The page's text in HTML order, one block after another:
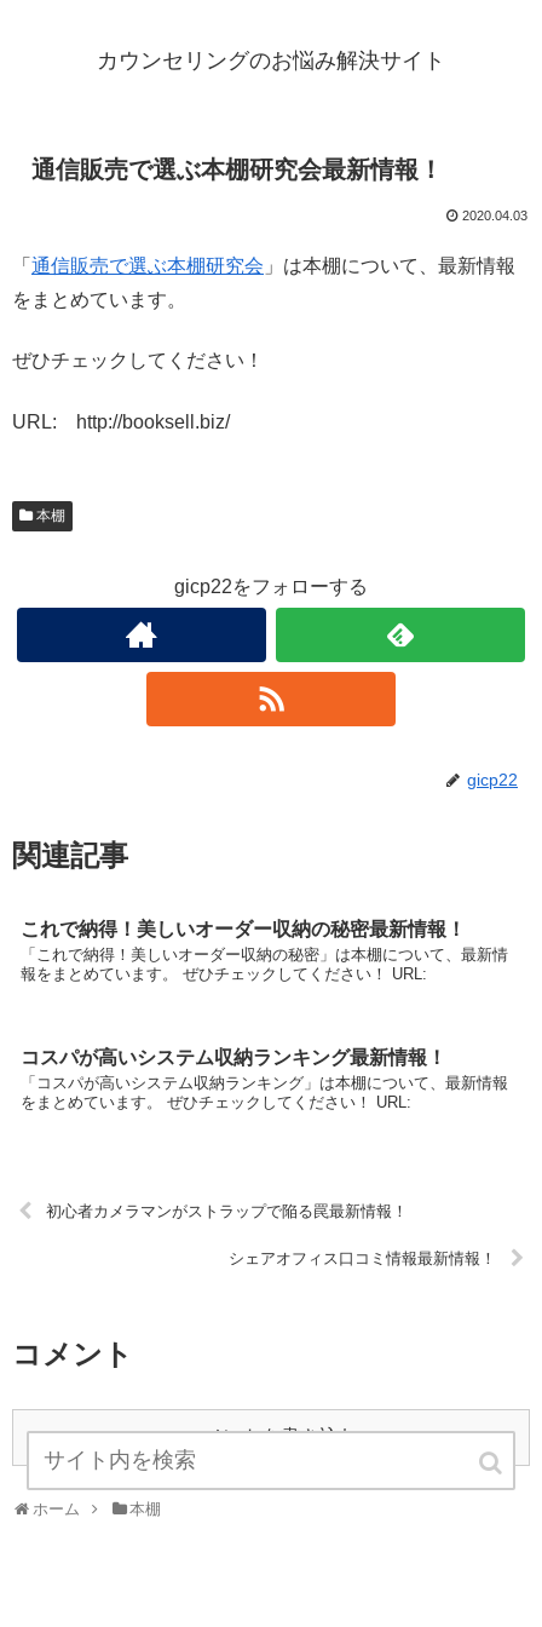
カウンセリングのお悩み解決サイト
通信販売で選ぶ本棚研究会最新情報！
2020.04.03
「 通信販売で選ぶ本棚研究会 」は本棚について、最新情報
をまとめています。
ぜひチェックしてください！
URL: http://booksell.biz/
本棚
gicp22をフォローする
gicp22
関連記事
これで納得！美しいオーダー収納の秘密最新情報！
「これで納得！美しいオーダー収納の秘密」は本棚について、最新情
報をまとめています。 ぜひチェックしてください！ URL:
コスパが高いシステム収納ランキング最新情報！
「コスパが高いシステム収納ランキング」は本棚について、最新情報
をまとめています。 ぜひチェックしてください！ URL:
初心者カメラマンがストラップで陥る罠最新情報！
シェアオフィス口コミ情報最新情報！
コメント
コメントを書き込む
ホーム 本棚